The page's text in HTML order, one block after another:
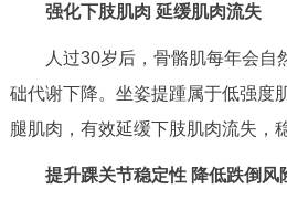
强化下肢肌肉 延缓肌肉流失
人过30岁后，骨骼肌每年会自
础代谢下降。坐姿提踵属于低强度
腿肌肉，有效延缓下肢肌肉流失，
提升踝关节稳定性 降低跌倒风